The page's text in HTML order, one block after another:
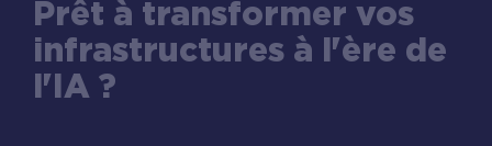
Prêt à transformer vos
infrastructures à l'ère de
l'IA ?